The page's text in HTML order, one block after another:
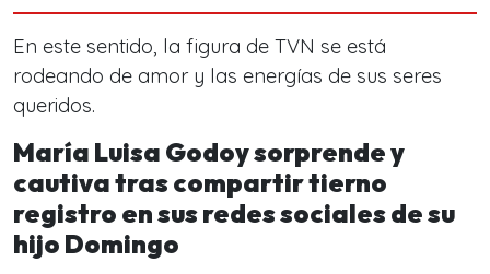
En este sentido, la figura de TVN se está
rodeando de amor y las energías de sus seres
queridos.
María Luisa Godoy sorprende y
cautiva tras compartir tierno
registro en sus redes sociales de su
hijo Domingo